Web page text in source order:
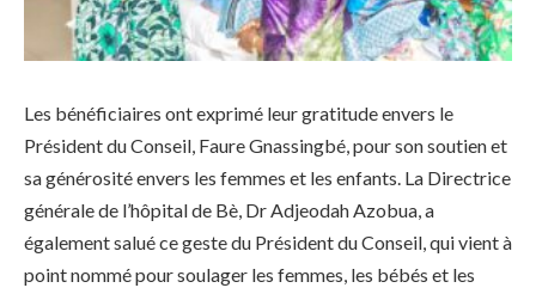
Les bénéficiaires ont exprimé leur gratitude envers le
Président du Conseil, Faure Gnassingbé, pour son soutien et
sa générosité envers les femmes et les enfants. La Directrice
générale de l’hôpital de Bè, Dr Adjeodah Azobua, a
également salué ce geste du Président du Conseil, qui vient à
point nommé pour soulager les femmes, les bébés et les